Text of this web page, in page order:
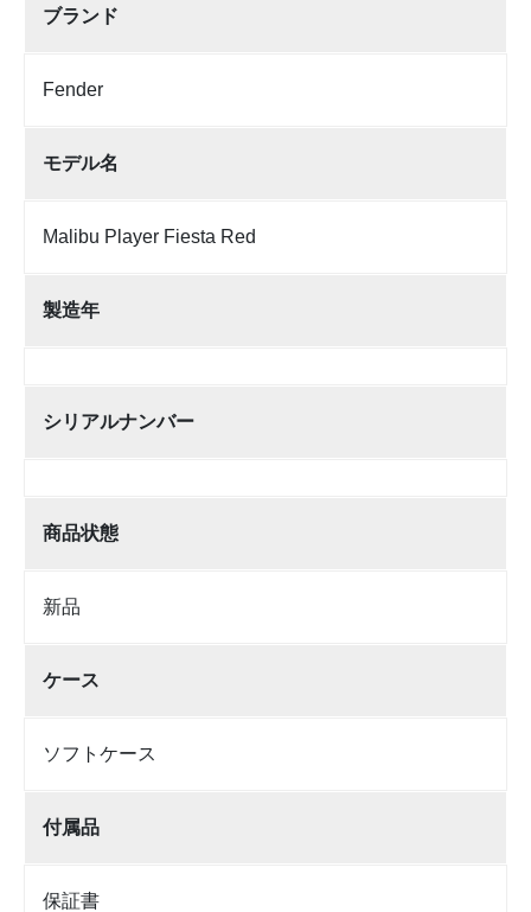
ブランド
Fender
モデル名
Malibu Player Fiesta Red
製造年
シリアルナンバー
商品状態
新品
ケース
ソフトケース
付属品
保証書